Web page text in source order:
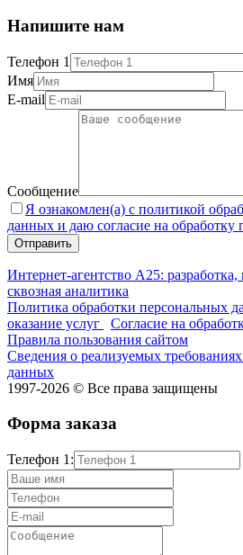
Напишите нам
Телефон 1
Имя
E-mail
Сообщение
Я ознакомлен(а) с политикой
данных и даю согласие на
Интернет-агентство А25:
сквозная аналитика
Политика обработки персональных
оказание услуг
Согласие на
Правила пользования сайтом
Сведения о реализуемых
данных
1997-2026 © Все права защищены
Форма заказа
Телефон 1: